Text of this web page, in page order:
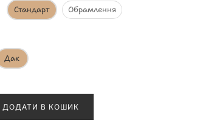
Стандарт Обрамлення
Дак
ДОДАТИ В КОШИК